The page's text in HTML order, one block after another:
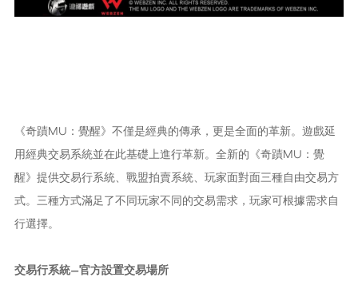
《奇蹟MU：覺醒》不僅是經典的傳承，更是全面的革新。遊戲延
用經典交易系統並在此基礎上進行革新。全新的《奇蹟MU：覺
醒》提供交易行系統、戰盟拍賣系統、玩家面對面三種自由交易方
式。三種方式滿足了不同玩家不同的交易需求，玩家可根據需求自
行選擇。
交易行系統—官方設置交易場所